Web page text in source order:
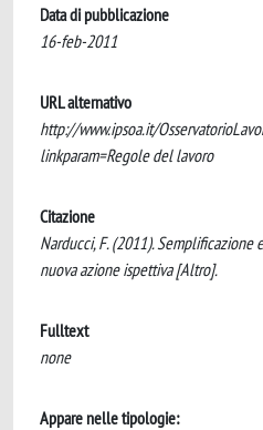
Data di pubblicazione
16-feb-2011
URL alternativo
http://www.ipsoa.it/
linkparam=Regole del lavoro
Citazione
Narducci, F. (2011).
nuova azione ispettiva [Altro].
Fulltext
none
Appare nelle tipologie: